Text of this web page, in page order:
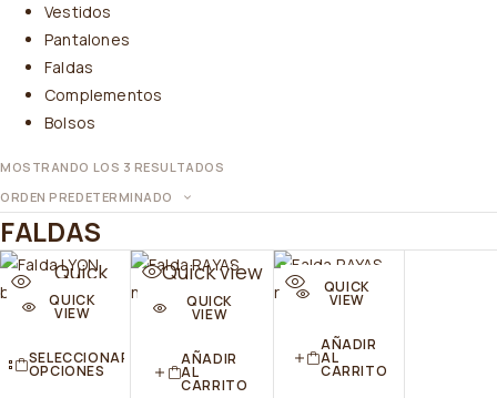
Vestidos
Pantalones
Faldas
Complementos
Bolsos
MOSTRANDO LOS 3 RESULTADOS
ORDEN PREDETERMINADO
FALDAS
Quick
view
QUICK
VIEW
SELECCIONAR
OPCIONES
Quick view
QUICK
VIEW
AÑADIR
AL
CARRITO
Quick
view
QUICK
VIEW
AÑADIR
AL
CARRITO